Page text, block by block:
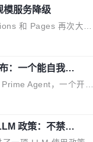
Shen，一位 ICLR 2
要解释，但 FA2 是他
度恰到好处，刚好能
没被那些"邪恶的" Hopp
易修改和适配。 更关
分布式能力，为不同类
与互联提供关键支撑，
创新与商业增长打开新
鸿蒙智能硬件开发者日
Hardware Develope
动面向智能硬件产业
业专家与资深技术顾
力、设备适配、芯片适
兼容性测评及统一互联
战交流，帮助企业进一
模服务降级
和 Pages 再次大规
全不可用超过 5 小时，
runner 也因调度层故
code review、C
受影响。从检测到完全
是 2026 年 8 月的第六
服务相关。 Git
讨论中贴出了一组数
commit。现在，每周
：一个能自我改
AGI 3 超越人类
Agent，一个开源
核心设计围绕两个抽
Model（RLM）和 C
AGI 3 基准测试
政策：不禁